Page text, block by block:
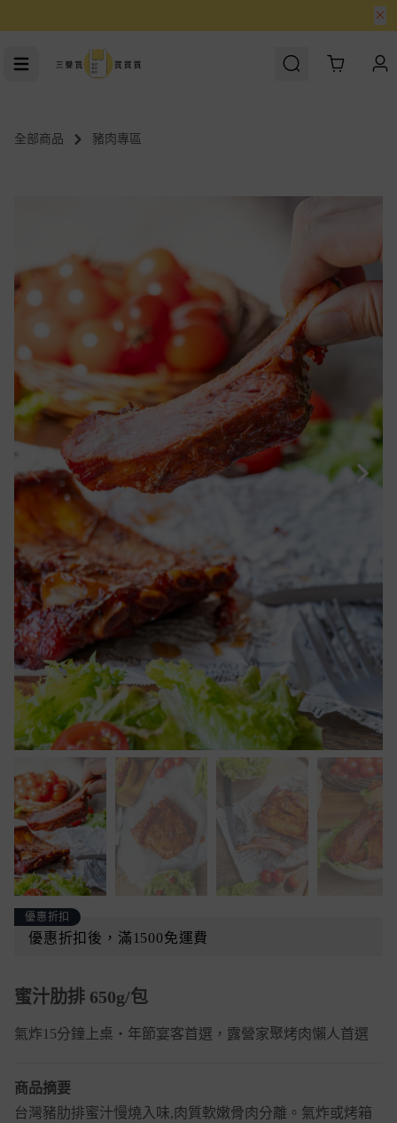
Cart
全部商品 豬肉專區
優惠折扣
優惠折扣後，滿1500免運費
蜜汁肋排 650g/包
氣炸15分鐘上桌・年節宴客首選，露營家聚烤肉懶人首選
商品摘要
台灣豬肋排蜜汁慢燒入味,肉質軟嫩骨肉分離。氣炸或烤箱